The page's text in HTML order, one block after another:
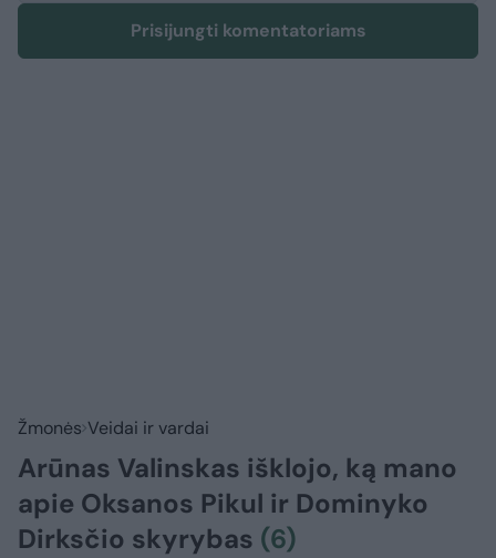
Prisijungti komentatoriams
Žmonės Veidai ir vardai
Arūnas Valinskas išklojo, ką mano
apie Oksanos Pikul ir Dominyko
Dirksčio skyrybas (6)